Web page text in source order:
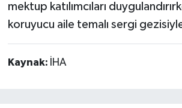
mektup katılımcıları
koruyucu aile temalı sergi
Kaynak: İHA